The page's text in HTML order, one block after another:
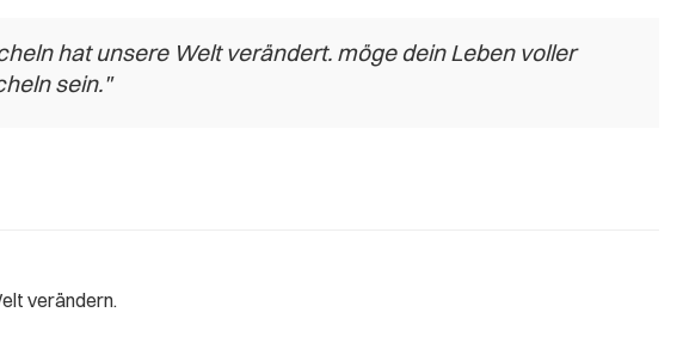
hat unsere Welt verändert. möge dein Leben voller
sein."
verändern.